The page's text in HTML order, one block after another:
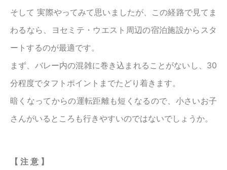
そして 実際やってみて思いましたが、この経路で見てま
わるなら、ヨセミテ・ウエスト周辺の宿泊施設からスタ
ートするのが最適です。
まず、バレー内の混雑に巻き込まれることがないし、30
分程度でタフトポイントまでたどり着きます。
暗くなってからの運転距離も短くなるので、小さいお子
さんがいるところも行きやすいのではないでしょうか。
【 注 意 】